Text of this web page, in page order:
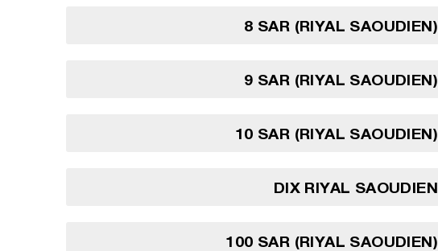
8 SAR (RIYAL SAOUDIEN)
9 SAR (RIYAL SAOUDIEN)
10 SAR (RIYAL SAOUDIEN)
DIX RIYAL SAOUDIEN
100 SAR (RIYAL SAOUDIEN)